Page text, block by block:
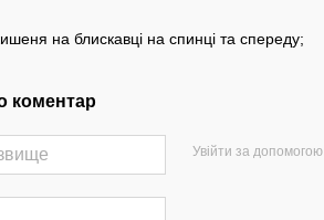
на блискавці на спинці та спереду;
коментар
Увійти за допомогою